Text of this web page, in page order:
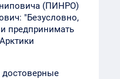
(ПИНРО)
"Безусловно,
и предпринимать
достоверные